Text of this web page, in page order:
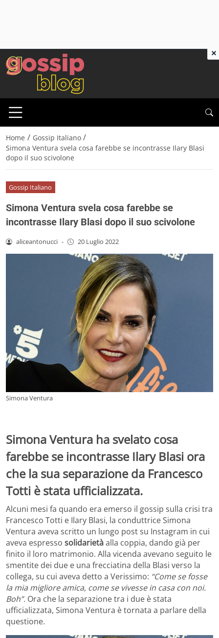
Home / Gossip Italiano /
Simona Ventura svela cosa farebbe se incontrasse Ilary Blasi
dopo il suo scivolone
Gossip Italiano
Simona Ventura svela cosa farebbe se
incontrasse Ilary Blasi dopo il suo scivolone
aliceantonucci - 20 Luglio 2022
Simona Ventura
Simona Ventura ha svelato cosa
farebbe se incontrasse Ilary Blasi ora
che la sua separazione da Francesco
Totti è stata ufficializzata.
Alcuni mesi fa quando era emerso il gossip sulla crisi tra
Francesco Totti e Ilary Blasi, la conduttrice Simona
Ventura aveva scritto un lungo post su Instagram in cui
aveva espresso solidarietàalla coppia, dando già per
finito il loro matrimonio. Alla vicenda avevano seguito le
smentite dei due e una frecciatina della Blasi verso la
collega, su cui aveva detto a Verissimo: “Come se fosse
la mia migliore amica, come se vivesse in casa con noi.
Boh”. Ora che la separazione tra i due è stata
ufficializzata, Simona Ventura è tornata a parlare della
questione.
×